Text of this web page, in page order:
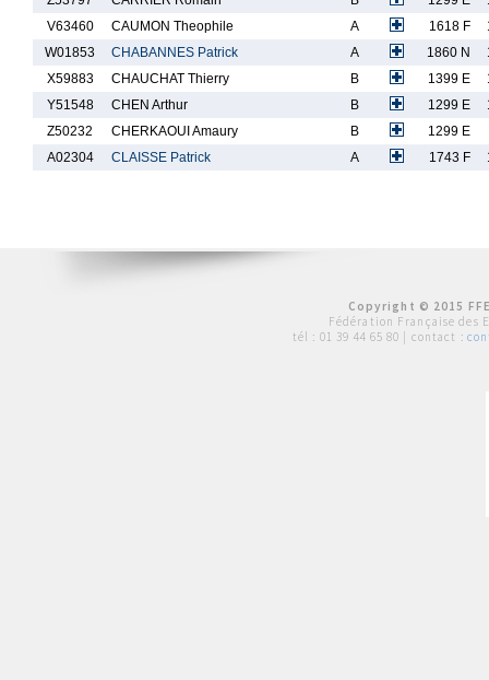
V63460
CAUMON Theophile A 1618 F
W01853
CHABANNES Patrick A 1860 N
X59883
CHAUCHAT Thierry B 1399 E
Y51548
CHEN Arthur B 1299 E
Z50232
CHERKAOUI Amaury B
1299 E
A02304
CLAISSE Patrick A 1743 F
Copyright © 2015
Fédération Française des
tél : 01 39 44 65 80 | contact :